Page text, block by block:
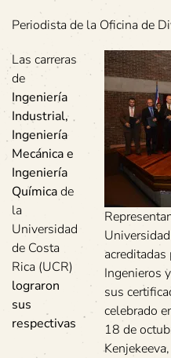
Periodista de la Oficina de
Ingenieros
sus
celebrado
18 de
Las carreras
de
Ingeniería
Industrial,
Ingeniería
Mecánica e
Ingeniería
Químicade
la
Universidad
de Costa
Rica (UCR)
lograron
sus
respectivas